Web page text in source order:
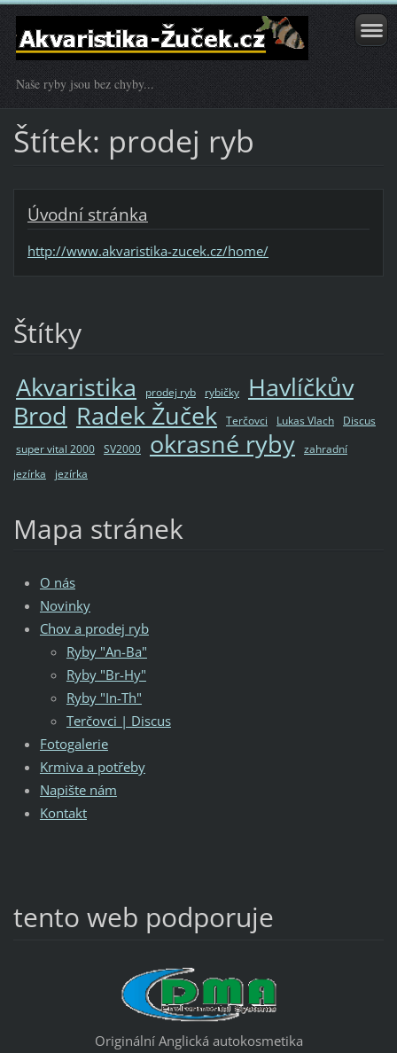
Naše ryby jsou bez chyby...
Štítek: prodej ryb
Úvodní stránka
http://www.akvaristika-zucek.cz/home/
Štítky
Akvaristika prodej ryb rybičky
Havlíčkův
Brod Radek Žuček Terčovci Lukas Vlach
Discus
super vital 2000 SV2000 okrasné ryby zahradní
jezírka
jezírka
Mapa stránek
O nás
Novinky
Chov a prodej ryb
Ryby "An-Ba"
Ryby "Br-Hy"
Ryby "In-Th"
Terčovci | Discus
Fotogalerie
Krmiva a potřeby
Napište nám
Kontakt
tento web podporuje
Originální Anglická autokosmetika